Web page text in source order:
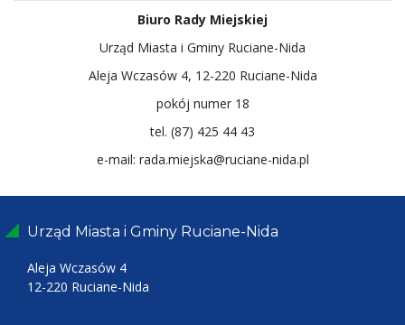
Biuro Rady Miejskiej
Urząd Miasta i Gminy Ruciane-Nida
Aleja Wczasów 4, 12-220 Ruciane-Nida
pokój numer 18
tel. (87) 425 44 43
e-mail: rada.miejska@ruciane-nida.pl
Urząd Miasta i Gminy Ruciane-Nida
Aleja Wczasów 4
12-220 Ruciane-Nida